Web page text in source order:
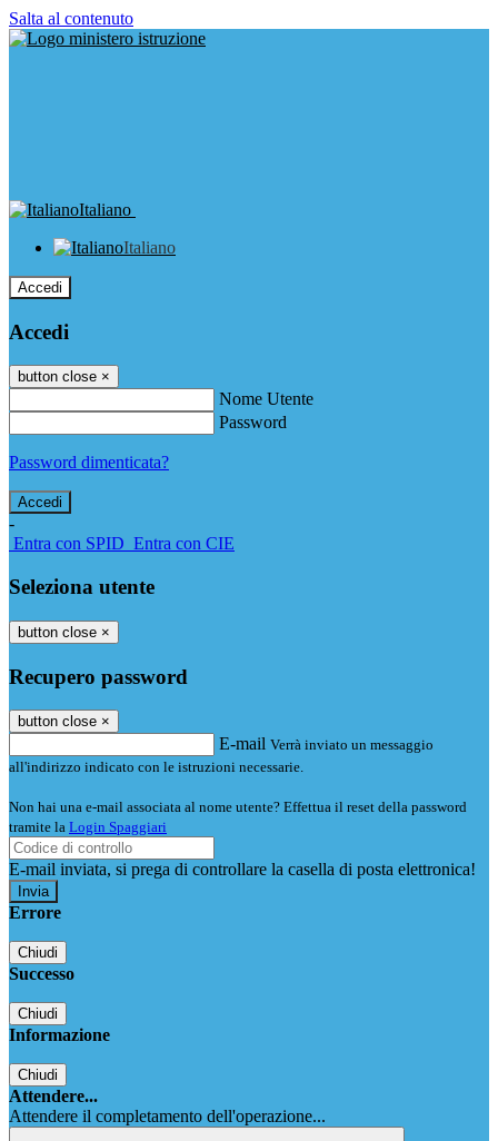
Salta al contenuto
Italiano
Italiano
Accedi
Accedi
button close ×
Nome Utente
Password
Password dimenticata?
-
Entra con SPID Entra con CIE
Seleziona utente
button close ×
Recupero password
button close ×
E-mail Verrà inviato un messaggio
all'indirizzo indicato con le istruzioni necessarie.
Non hai una e-mail associata al nome utente? Effettua il reset della password
tramite la Login Spaggiari
E-mail inviata, si prega di controllare la casella di posta elettronica!
Errore
Chiudi
Successo
Chiudi
Informazione
Chiudi
Attendere...
Attendere il completamento dell'operazione...